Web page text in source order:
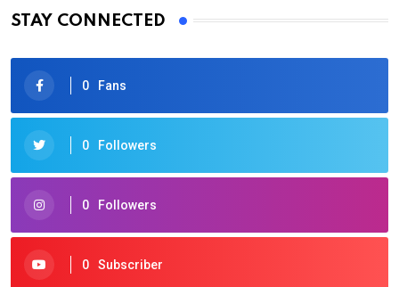
STAY CONNECTED
0 Fans
0 Followers
0 Followers
0 Subscriber